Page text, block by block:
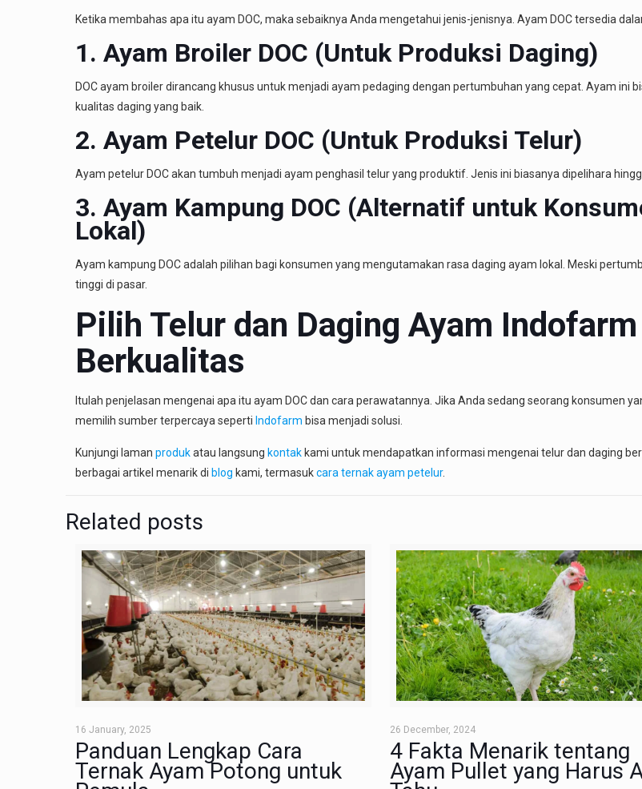
Ketika membahas apa itu ayam DOC, maka sebaiknya Anda mengetahui jenis-jenisnya. Ayam DOC tersedia
1. Ayam Broiler DOC (Untuk Produksi Daging)
DOC ayam broiler dirancang khusus untuk menjadi ayam pedaging dengan pertumbuhan yang cepat. Ayam ini
kualitas daging yang baik.
2. Ayam Petelur DOC (Untuk Produksi Telur)
Ayam petelur DOC akan tumbuh menjadi ayam penghasil telur yang produktif. Jenis ini biasanya dipelihara
3. Ayam Kampung DOC (Alternatif untuk
Lokal)
Ayam kampung DOC adalah pilihan bagi konsumen yang mengutamakan rasa daging ayam lokal. Meski
tinggi di pasar.
Pilih Telur dan Daging Ayam
Berkualitas
Itulah penjelasan mengenai apa itu ayam DOC dan cara perawatannya. Jika Anda sedang seorang konsumen
memilih sumber terpercaya seperti Indofarm bisa menjadi solusi.
Kunjungi laman produkatau langsung kontakkami untuk mendapatkan informasi mengenai telur dan daging
berbagai artikel menarik di blog kami, termasukcara ternak ayam petelur.
Related posts
16 January, 2025
Panduan Lengkap Cara
Ternak Ayam Potong untuk
26 December, 2024
4 Fakta Menarik tentang
Ayam Pullet yang Harus